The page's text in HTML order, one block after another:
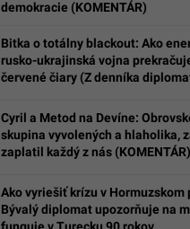
demokracie (KOMENTÁR)
Bitka o totálny blackout: Ako
rusko-ukrajinská vojna
červené čiary (Z denníka
Cyril a Metod na Devíne:
skupina vyvolených a hlaholika,
zaplatil každý z nás (KOMENTÁR)
Ako vyriešiť krízu v Hormuzskom
Bývalý diplomat upozorňuje na